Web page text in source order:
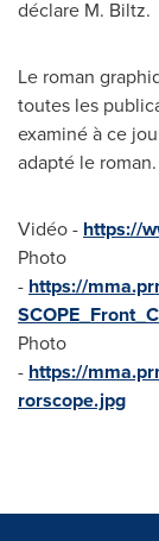
déclare M. Biltz.
Le roman
toutes les
examiné à ce
adapté le roman.
Vidéo - https://
Photo
- https://
Photo
- https://
rorscope.jpg